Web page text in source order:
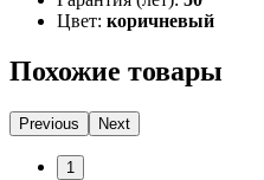
Цвет: коричневый
Похожие товары
Previous Next
1